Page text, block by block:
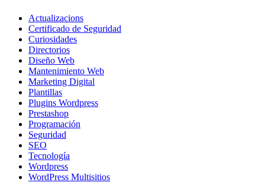
Actualizacions
Certificado de Seguridad
Curiosidades
Directorios
Diseño Web
Mantenimiento Web
Marketing Digital
Plantillas
Plugins Wordpress
Prestashop
Programación
Seguridad
SEO
Tecnología
Wordpress
WordPress Multisitios